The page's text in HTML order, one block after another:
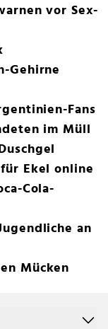
vor Sex-
Gehirne
Fans
im Müll
Ekel online
Cola-
an
Mücken